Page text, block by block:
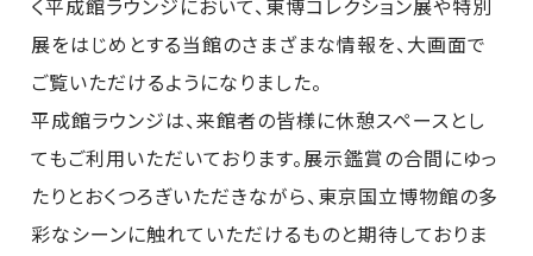
く平成館ラウンジにおいて、東博コレクション展や特別
展をはじめとする当館のさまざまな情報を、大画面で
ご覧いただけるようになりました。
平成館ラウンジは、来館者の皆様に休憩スペースとし
てもご利用いただいております。展示鑑賞の合間にゆっ
たりとおくつろぎいただきながら、東京国立博物館の多
彩なシーンに触れていただけるものと期待しておりま